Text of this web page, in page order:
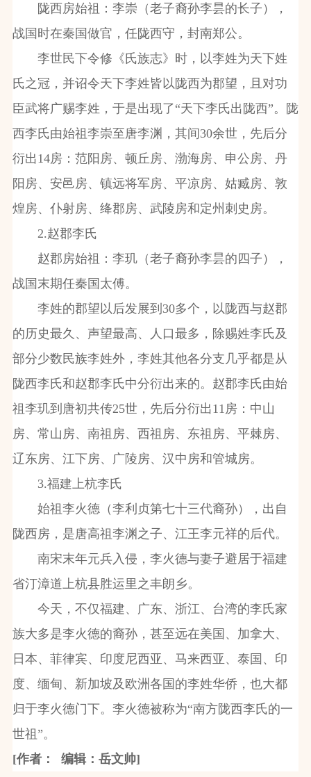
陇西房始祖：李崇（老子裔孙李昙的长子），
战国时在秦国做官，任陇西守，封南郑公。
李世民下令修《氏族志》时，以李姓为天下姓
氏之冠，并诏令天下李姓皆以陇西为郡望，且对功
臣武将广赐李姓，于是出现了“天下李氏出陇西”。陇
西李氏由始祖李崇至唐李渊，其间30余世，先后分
衍出14房：范阳房、顿丘房、渤海房、申公房、丹
阳房、安邑房、镇远将军房、平凉房、姑臧房、敦
煌房、仆射房、绛郡房、武陵房和定州刺史房。
2.赵郡李氏
赵郡房始祖：李玑（老子裔孙李昙的四子），
战国末期任秦国太傅。
李姓的郡望以后发展到30多个，以陇西与赵郡
的历史最久、声望最高、人口最多，除赐姓李氏及
部分少数民族李姓外，李姓其他各分支几乎都是从
陇西李氏和赵郡李氏中分衍出来的。赵郡李氏由始
祖李玑到唐初共传25世，先后分衍出11房：中山
房、常山房、南祖房、西祖房、东祖房、平棘房、
辽东房、江下房、广陵房、汉中房和管城房。
3.福建上杭李氏
始祖李火德（李利贞第七十三代裔孙），出自
陇西房，是唐高祖李渊之子、江王李元祥的后代。
南宋末年元兵入侵，李火德与妻子避居于福建
省汀漳道上杭县胜运里之丰朗乡。
今天，不仅福建、广东、浙江、台湾的李氏家
族大多是李火德的裔孙，甚至远在美国、加拿大、
日本、菲律宾、印度尼西亚、马来西亚、泰国、印
度、缅甸、新加坡及欧洲各国的李姓华侨，也大都
归于李火德门下。李火德被称为“南方陇西李氏的一
世祖”。
[作者： 编辑：岳文帅]